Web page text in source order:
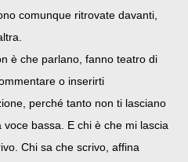
comunque ritrovate davanti,
è che parlano, fanno teatro di
o inserirti
perché tanto non ti lasciano
bassa. E chi è che mi lascia
Chi sa che scrivo, affina